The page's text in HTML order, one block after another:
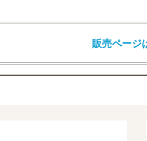
販売ページ